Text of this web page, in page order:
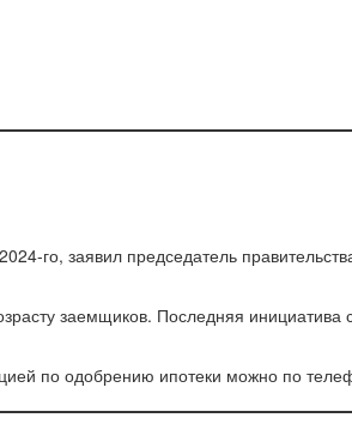
го, заявил председатель
заемщиков. Последняя инициатива
по одобрению ипотеки можно по